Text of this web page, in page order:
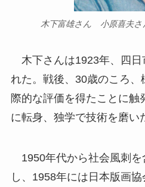
木下富雄さん 小原喜夫
木下さんは1923年、四日
れた。戦後、30歳のころ、
際的な評価を得たことに触
に転身、独学で技術を磨い
1950年代から社会風刺を
し、1958年には日本版画